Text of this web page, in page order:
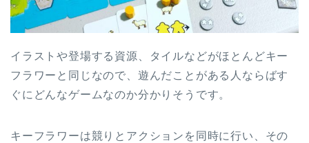
イラストや登場する資源、タイルなどがほとんどキー
フラワーと同じなので、遊んだことがある人ならばす
ぐにどんなゲームなのか分かりそうです。
キーフラワーは競りとアクションを同時に行い、その